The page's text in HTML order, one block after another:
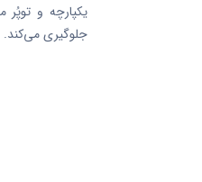
یکپارچه و
جلوگیری می‌کند.